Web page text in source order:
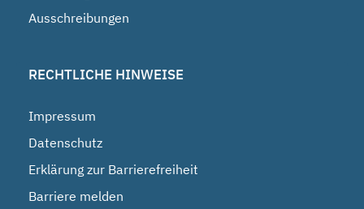
Ausschreibungen
RECHTLICHE HINWEISE
Impressum
Datenschutz
Erklärung zur Barrierefreiheit
Barriere melden